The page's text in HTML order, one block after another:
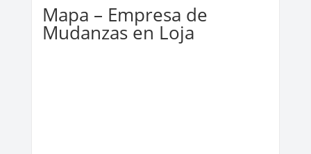
Mapa – Empresa de
Mudanzas en Loja